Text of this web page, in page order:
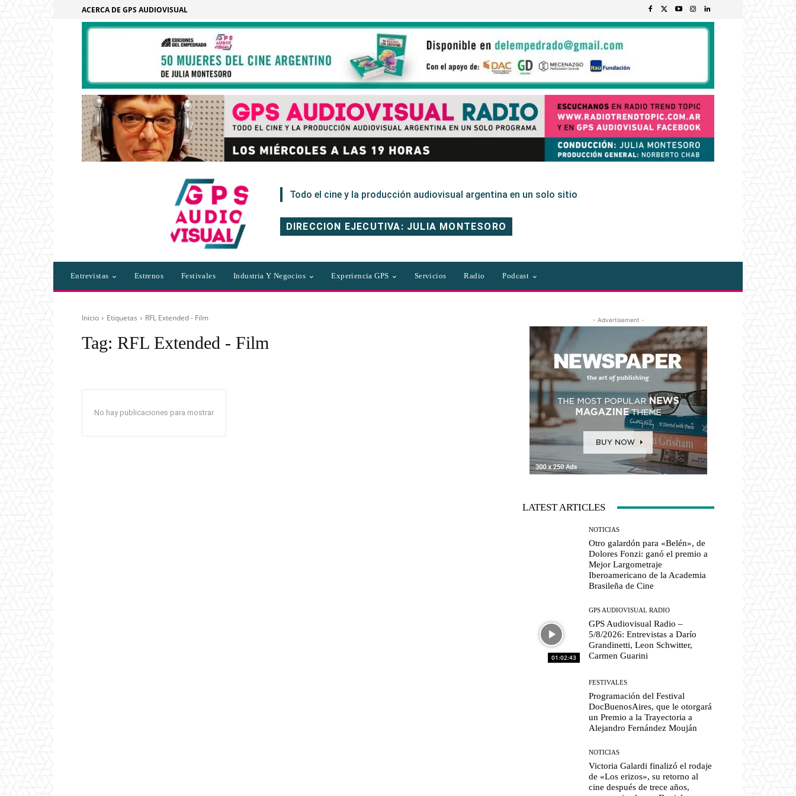
ACERCA DE GPS AUDIOVISUAL
Todo el cine y la producción audiovisual argentina en un solo sitio
DIRECCION EJECUTIVA: JULIA MONTESORO
Entrevistas Estrenos Festivales Industria Y Negocios Experiencia GPS Servicios Radio Podcast
Inicio Etiquetas RFL Extended - Film
Tag: RFL Extended - Film
No hay publicaciones para mostrar
- Advertisement -
LATEST ARTICLES
NOTICIAS
Otro galardón para «Belén», de
Dolores Fonzi: ganó el premio a
Mejor Largometraje
Iberoamericano de la Academia
Brasileña de Cine
01:02:43
GPS AUDIOVISUAL RADIO
GPS Audiovisual Radio –
5/8/2026: Entrevistas a Darío
Grandinetti, Leon Schwitter,
Carmen Guarini
FESTIVALES
Programación del Festival
DocBuenosAires, que le otorgará
un Premio a la Trayectoria a
Alejandro Fernández Mouján
NOTICIAS
Victoria Galardi finalizó el rodaje
de «Los erizos», su retorno al
cine después de trece años,